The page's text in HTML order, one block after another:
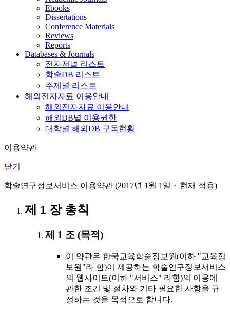
Ebooks
Dissertations
Conference Materials
Reviews
Reports
Databases & Journals
전자저널 리스트
학술DB 리스트
주제별 리스트
해외전자자료 이용안내
해외전자자료 이용안내
해외DB별 이용권한
대학별 해외DB 구독현황
이용약관
닫기
학술연구정보서비스 이용약관 (2017년 1월 1일 ~ 현재 적용)
제 1 장 총칙
제 1 조 (목적)
이 약관은 한국교육학술정보원(이하 "교육정
보원"라 함)이 제공하는 학술연구정보서비스
의 웹사이트(이하 "서비스" 라함)의 이용에
관한 조건 및 절차와 기타 필요한 사항을 규
정하는 것을 목적으로 합니다.